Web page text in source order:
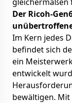
Der Ricoh-
Im Kern jedes
befindet sich
ein
entwickelt
bewältigen.